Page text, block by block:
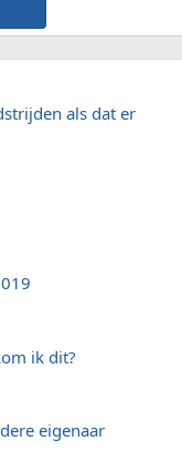
als dat er
ik dit?
eigenaar